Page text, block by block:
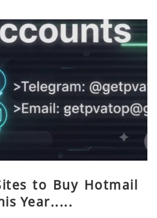
to Buy Hotmail
Year.....